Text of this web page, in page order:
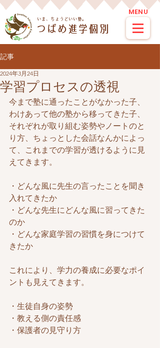
MENU
つばめ進学個別
​いま、ちょうどいい塾。
記事
学習プロセスの透視
2024年3月24日
今まで塾に通ったことがなかった子、
わけあって他の塾から移ってきた子、
それぞれが取り組む姿勢やノートのと
り方、ちょっとした会話なんかによっ
て、これまでの学習が透けるように見
えてきます。
・どんな風に先生の言ったことを聞き
入れてきたか
・どんな先生にどんな風に習ってきた
のか
・どんな家庭学習の習慣を身につけて
きたか
これにより、学力の養成に必要なポイ
ントも見えてきます。
・生徒自身の姿勢
・教える側の責任感
・保護者の見守り方